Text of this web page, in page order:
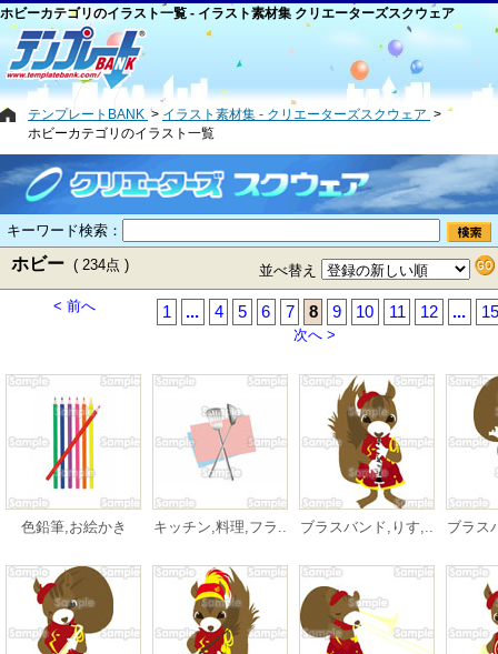
ホビーカテゴリのイラスト一覧 - イラスト素材集 クリエーターズスクウェア
テンプレートBANK
イラスト素材集 - クリエーターズスクウェア
ホビーカテゴリのイラスト一覧
キーワード検索：
ホビー ( 234点 ) 並べ替え
< 前へ 1 ... 4 5 6 7 8 9 10 11 12 ... 15
次へ >
色鉛筆,お絵かき キッチン,料理,フラ.. ブラスバンド,りす,.. ブラス